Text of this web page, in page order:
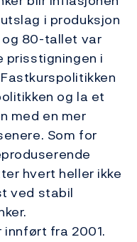
i produksjon
og 80-tallet var
prisstigningen i
og la et
med en mer
Som for
hvert heller ikke
ved stabil
fra 2001.